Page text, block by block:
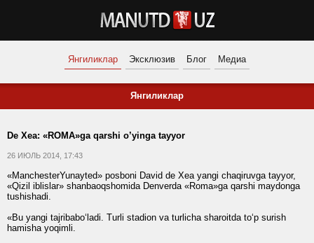
Янгиликлар Эксклюзив Блог Медиа
Янгиликлар
De Xea: «ROMA»ga qarshi o’yinga tayyor
26 ИЮЛЬ 2014, 17:43
«ManchesterYunayted» posboni David de Xea yangi chaqiruvga tayyor,
«Qizil iblislar» shanbaoqshomida Denverda «Roma»ga qarshi maydonga
tushishadi.
«Bu yangi tajribabo‘ladi. Turli stadion va turlicha sharoitda to‘p surish
hamisha yoqimli.